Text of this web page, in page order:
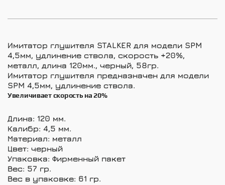
Имитатор глушителя STALKER для модели SPM
4,5мм, удлинение ствола, скорость +20%,
металл, длина 120мм., черный, 58гр.
Имитатор глушителя предназначен для модели
SPM 4,5мм, удлинение ствола.
Увеличивает скорость на 20%
Длина: 120 мм.
Калибр: 4,5 мм.
Материал: металл
Цвет: черный
Упаковка: Фирменный пакет
Вес: 57 гр.
Вес в упаковке: 61 гр.